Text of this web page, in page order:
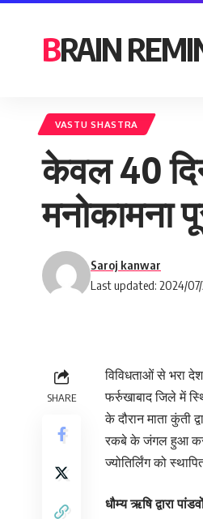
BRAIN
VASTU SHASTRA
केवल 40
मनोकामना
Last updated: 2024/07/
Saroj kanwar
SHARE
विविधताओं से भरा
फर्रुखाबाद जिले में
के दौरान माता कुंती
रकबे के जंगल हुआ करते
ज्योतिर्लिंग को
धौम्य ऋषि द्वारा